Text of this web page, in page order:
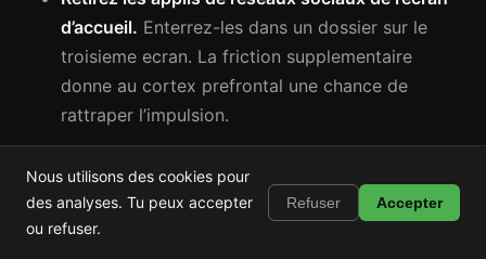
d’accueil. Enterrez-les dans un dossier sur le
troisieme ecran. La friction supplementaire
donne au cortex prefrontal une chance de
rattraper l’impulsion.
miniatures colorees stimulent l’engagement
visuel. Les niveaux de gris rendent les fils
nettement moins attrayants.
Bloque Shorts, Reels et TikTok Installer
Nous utilisons des cookies pour
des analyses. Tu peux accepter
ou refuser.
Refuser Accepter